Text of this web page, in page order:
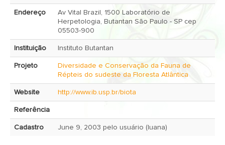
Endereço
Av Vital Brazil, 1500 Laboratório de
Herpetologia, Butantan São Paulo - SP cep
05503-900
Instituição Instituto Butantan
Projeto
Diversidade e Conservação da Fauna de
Répteis do sudeste da Floresta Atlântica
Website http://www.ib.usp.br/biota
Referência
Cadastro June 9, 2003 pelo usuário (luana)